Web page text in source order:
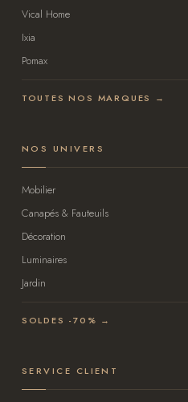
Vical Home
Ixia
Pomax
TOUTES NOS MARQUES →
NOS UNIVERS
Mobilier
Canapés & Fauteuils
Décoration
Luminaires
Jardin
SOLDES -70% →
SERVICE CLIENT